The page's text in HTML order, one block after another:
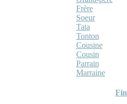
Frère
Soeur
Tata
Tonton
Cousine
Cousin
Parrain
Marraine